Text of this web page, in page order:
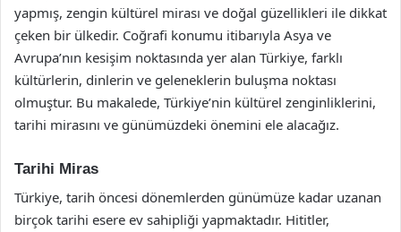
yapmış, zengin kültürel mirası ve doğal güzellikleri ile dikkat
çeken bir ülkedir. Coğrafi konumu itibarıyla Asya ve
Avrupa’nın kesişim noktasında yer alan Türkiye, farklı
kültürlerin, dinlerin ve geleneklerin buluşma noktası
olmuştur. Bu makalede, Türkiye’nin kültürel zenginliklerini,
tarihi mirasını ve günümüzdeki önemini ele alacağız.
Tarihi Miras
Türkiye, tarih öncesi dönemlerden günümüze kadar uzanan
birçok tarihi esere ev sahipliği yapmaktadır. Hititler,